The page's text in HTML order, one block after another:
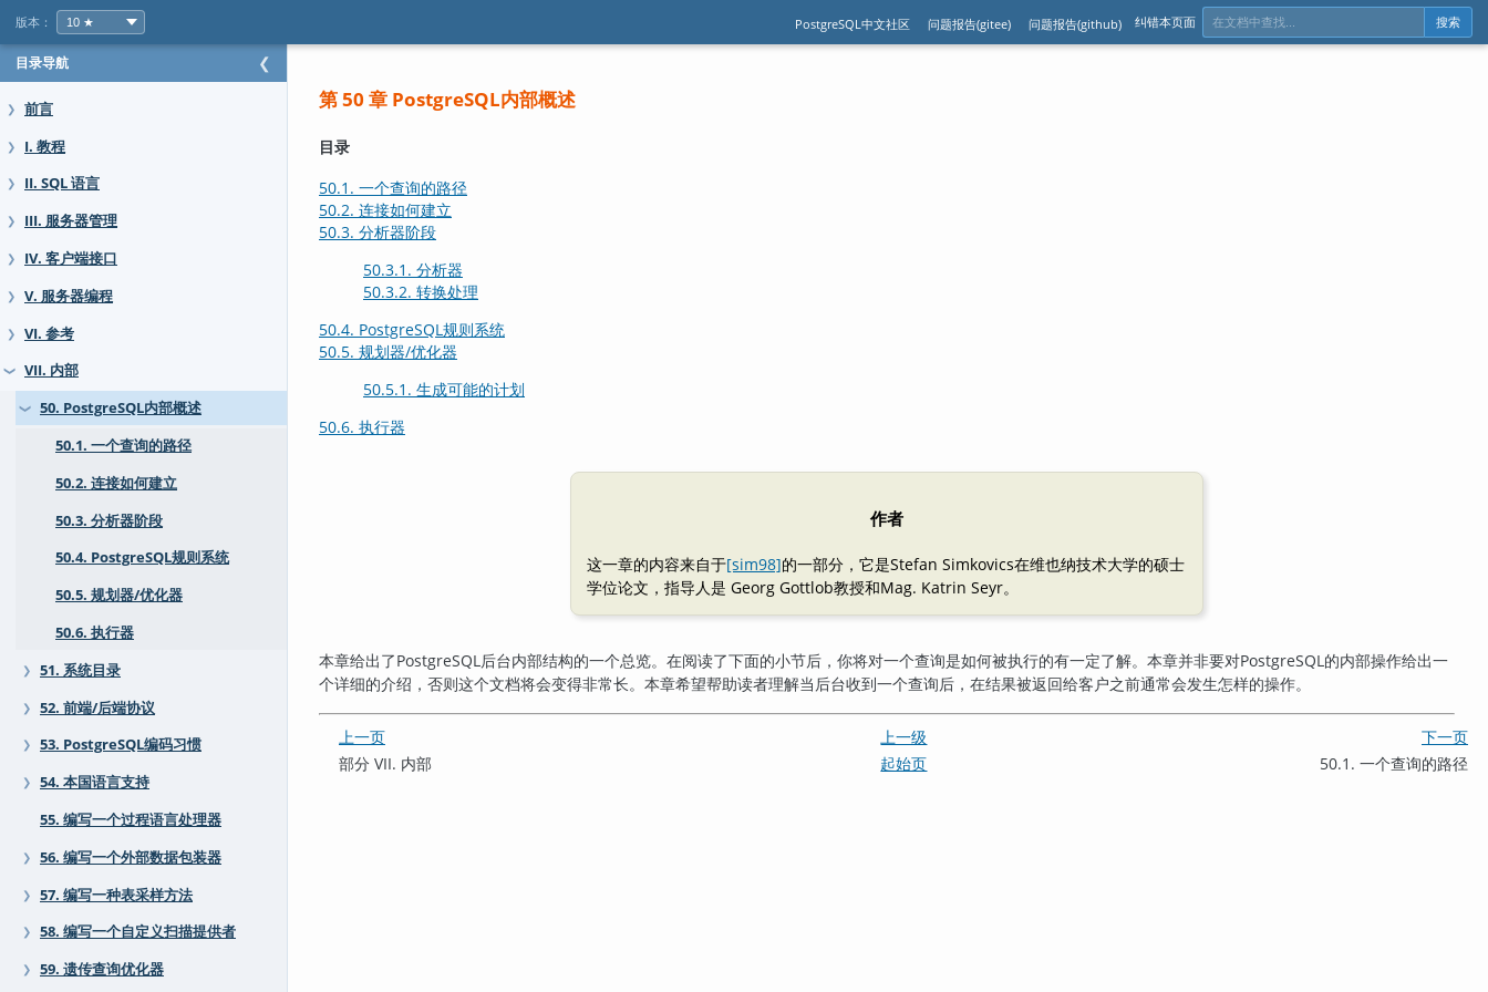
版本： PostgreSQL中文社区 问题报告(gitee) 问题报告(github) 纠错本页面 搜索
目录导航 ❮
❯ 前言
❯ I. 教程
❯ II. SQL 语言
❯ III. 服务器管理
❯ IV. 客户端接口
❯ V. 服务器编程
❯ VI. 参考
❯ VII. 内部
❯
50. PostgreSQL内部概述
50.1. 一个查询的路径
50.2. 连接如何建立
50.3. 分析器阶段
50.4. PostgreSQL规则系统
50.5. 规划器/优化器
50.6. 执行器
❯ 51. 系统目录
❯ 52. 前端/后端协议
❯ 53. PostgreSQL编码习惯
❯
54. 本国语言支持
55. 编写一个过程语言处理器
❯ 56. 编写一个外部数据包装器
❯ 57. 编写一种表采样方法
❯ 58. 编写一个自定义扫描提供者
❯ 59. 遗传查询优化器
第 50 章 PostgreSQL内部概述
目录
50.1. 一个查询的路径
50.2. 连接如何建立
50.3. 分析器阶段
50.3.1. 分析器
50.3.2. 转换处理
50.4. PostgreSQL规则系统
50.5. 规划器/优化器
50.5.1. 生成可能的计划
50.6. 执行器
作者
这一章的内容来自于[sim98]的一部分，它是Stefan Simkovics在维也纳技术大学的硕士
学位论文，指导人是 Georg Gottlob教授和Mag. Katrin Seyr。
本章给出了PostgreSQL 后台内部结构的一个总览。在阅读了下面的小节后，你将对一个查询是如何被执行的有一定了解。本章并非要对PostgreSQL 的内部操作给出一
个详细的介绍，否则这个文档将会变得非常长。本章希望帮助读者理解当后台收到一个查询后，在结果被返回给客户之前通常会发生怎样的操作。
上一页 上一级
下一页
部分 VII. 内部
起始页 50.1. 一个查询的路径